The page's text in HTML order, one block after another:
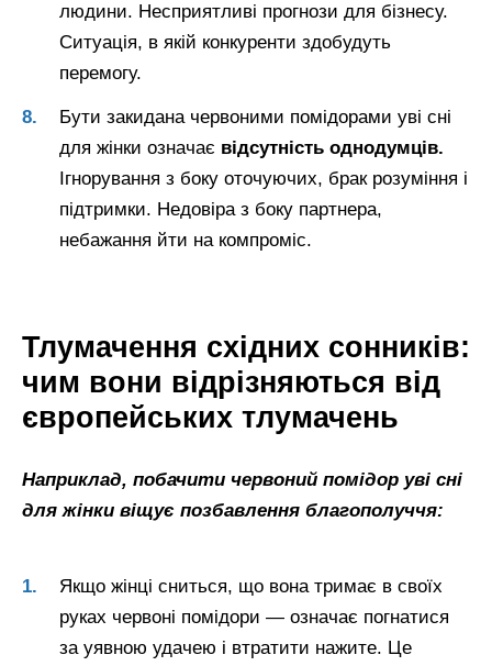
людини. Несприятливі прогнози для бізнесу.
Ситуація, в якій конкуренти здобудуть
перемогу.
Бути закидана червоними помідорами уві сні
для жінки означає відсутність однодумців.
Ігнорування з боку оточуючих, брак розуміння і
підтримки. Недовіра з боку партнера,
небажання йти на компроміс.
Тлумачення східних сонників:
чим вони відрізняються від
європейських тлумачень
Наприклад, побачити червоний помідор уві сні
для жінки віщує позбавлення благополуччя:
Якщо жінці сниться, що вона тримає в своїх
руках червоні помідори — означає погнатися
за уявною удачею і втратити нажите. Це